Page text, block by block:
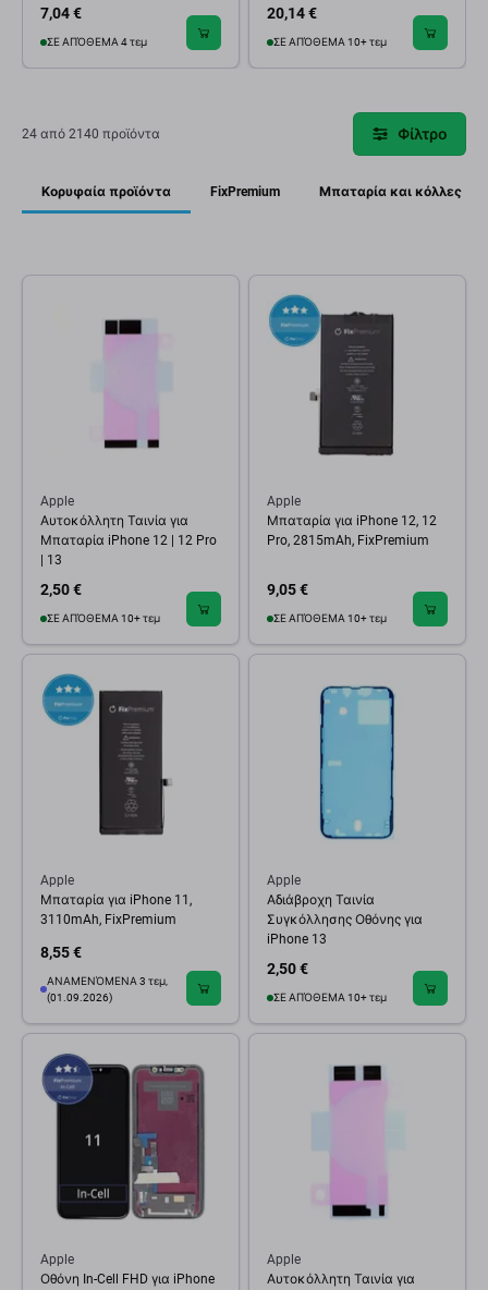
7,04 €
ΣΕ ΑΠΌΘΕΜΑ 4 τεμ
20,14 €
ΣΕ ΑΠΌΘΕΜΑ 10+ τεμ
24 από 2140 προϊόντα Φίλτρο
Κορυφαία προϊόντα FixPremium Μπαταρία και κόλλες
Apple
Αυτοκόλλητη Ταινία για
Μπαταρία iPhone 12 | 12 Pro
| 13
2,50 €
ΣΕ ΑΠΌΘΕΜΑ 10+ τεμ
Apple
Μπαταρία για iPhone 12, 12
Pro, 2815mAh, FixPremium
9,05 €
ΣΕ ΑΠΌΘΕΜΑ 10+ τεμ
Apple
Μπαταρία για iPhone 11,
3110mAh, FixPremium
8,55 €
ΑΝΑΜΕΝΌΜΕΝΑ 3 τεμ,
(01.09.2026)
Apple
Αδιάβροχη Ταινία
Συγκόλλησης Οθόνης για
iPhone 13
2,50 €
ΣΕ ΑΠΌΘΕΜΑ 10+ τεμ
Apple
Οθόνη In-Cell FHD για iPhone
Apple
Αυτοκόλλητη Ταινία για